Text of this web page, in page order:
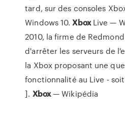
tard, sur des consoles
Windows 10.XboxLive —
2010, la firme de
d'arrêter les serveurs de
la Xbox proposant une
fonctionnalité au Live -
]. Xbox— Wikipédia